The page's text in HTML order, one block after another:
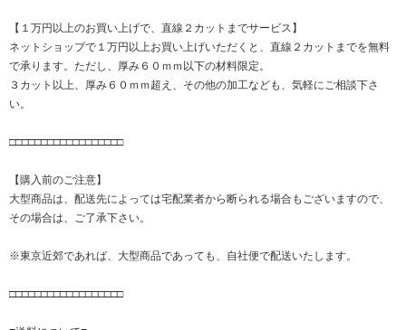
【１万円以上のお買い上げで、直線２カットまでサービス】
ネットショップで１万円以上お買い上げいただくと、直線２カットまでを無料
で承ります。ただし、厚み６０ｍｍ以下の材料限定。
３カット以上、厚み６０ｍｍ超え、その他の加工なども、気軽にご相談下さ
い。
□□□□□□□□□□□□□□□□□□
【購入前のご注意】
大型商品は、配送先によっては宅配業者から断られる場合もございますので、
その場合は、ご了承下さい。
※東京近郊であれば、大型商品であっても、自社便で配送いたします。
□□□□□□□□□□□□□□□□□□